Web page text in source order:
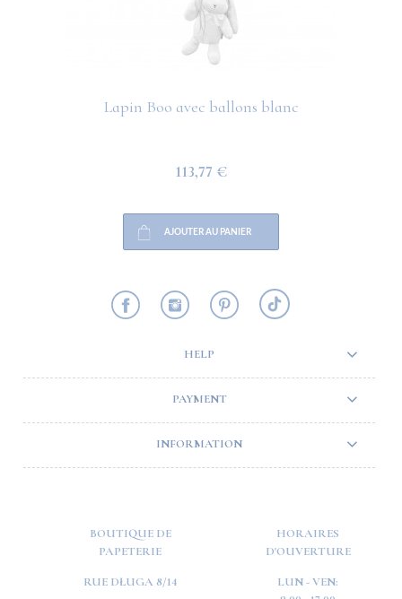
Lapin Boo avec ballons blanc
113,77 €
AJOUTER AU PANIER
HELP
PAYMENT
INFORMATION
BOUTIQUE DE
PAPETERIE
RUE DŁUGA 8/14
HORAIRES
D'OUVERTURE
LUN - VEN: